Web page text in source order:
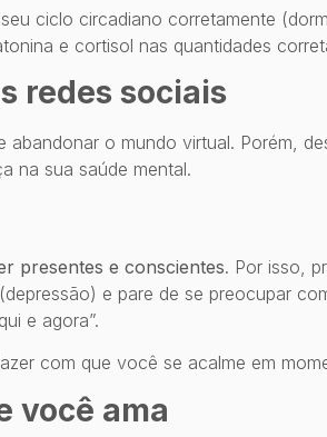
ciclo circadiano corretamente
e cortisol nas quantidades
redes sociais
o mundo virtual. Porém,
na sua saúde mental.
presentes e conscientes. Por isso,
e pare de se preocupar
e agora”.
com que você se acalme em
você ama